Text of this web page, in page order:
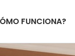
FUNCIONA?